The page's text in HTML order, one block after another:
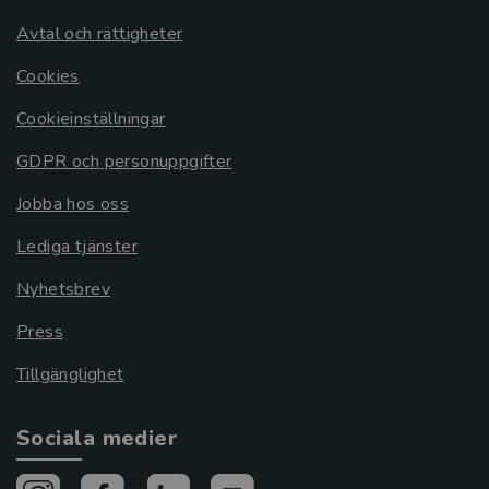
Avtal och rättigheter
Cookies
Cookieinställningar
GDPR och personuppgifter
Jobba hos oss
Lediga tjänster
Nyhetsbrev
Press
Tillgänglighet
Sociala medier